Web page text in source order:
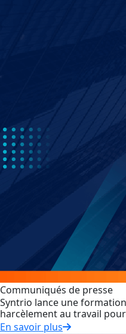
Communiqués de presse
Syntrio lance une
harcèlement au travail
En savoir plus